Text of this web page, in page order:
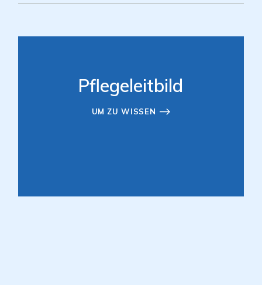
Pflegeleitbild
UM ZU WISSEN